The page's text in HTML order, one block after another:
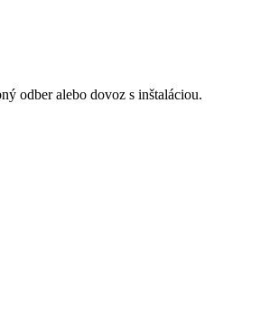
odber alebo dovoz s inštaláciou.